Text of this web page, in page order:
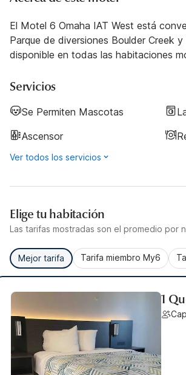
El Motel 6 Omaha IAT West está
Parque de diversiones Boulder Creek
disponible en todas las habitaciones
Servicios
Se Permiten Mascotas
Ascensor
Ver todos los servicios
Elige tu habitación
Las tarifas mostradas son el promedio por
Mejor tarifa Tarifa miembro My6
1